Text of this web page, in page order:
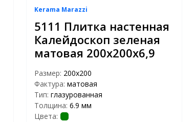
Kerama Marazzi
5111 Плитка настенная
Калейдоскоп зеленая
матовая 200х200х6,9
Размер: 200х200
Фактура: матовая
Тип: глазурованная
Толщина: 6.9 мм
Цвета: